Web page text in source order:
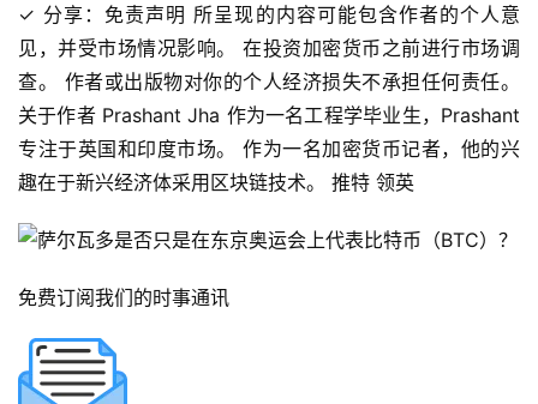
✓ 分享：免责声明 所呈现的内容可能包含作者的个人意
见，并受市场情况影响。 在投资加密货币之前进行市场调
查。 作者或出版物对你的个人经济损失不承担任何责任。
关于作者 Prashant Jha 作为一名工程学毕业生，Prashant
专注于英国和印度市场。 作为一名加密货币记者，他的兴
趣在于新兴经济体采用区块链技术。 推特 领英
免费订阅我们的时事通讯